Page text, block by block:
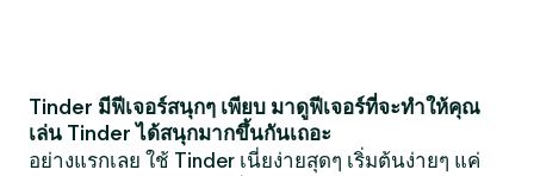
Tinder มีฟีเจอร์สนุกๆ เพียบ มาดูฟีเจอร์ที่จะทำให้คุณ
เล่น Tinder ได้สนุกมากขึ้นกันเถอะ
อย่างแรกเลย ใช้ Tinder เนี่ยง่ายสุดๆ เริ่มต้นง่ายๆ แค่